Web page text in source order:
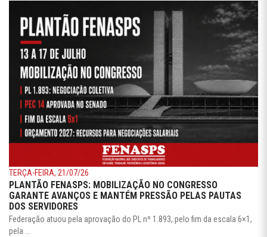
TERÇA-FEIRA, 21/07/26
PLANTÃO FENASPS: MOBILIZAÇÃO NO CONGRESSO
GARANTE AVANÇOS E MANTÉM PRESSÃO PELAS PAUTAS
DOS SERVIDORES
Federação atuou pela aprovação do PL nº 1.893, pelo fim da escala 6×1,
pela ...